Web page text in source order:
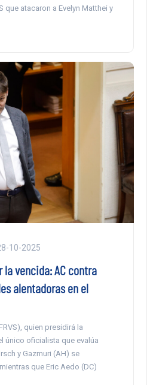
que atacaron a Evelyn Matthei y
10-2025
la vencida: AC contra
alentadoras en el
quien presidirá la
único oficialista que evalúa
y Gazmuri (AH) se
que Eric Aedo (DC)